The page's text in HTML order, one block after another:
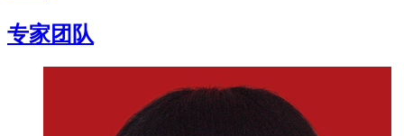
专家团队